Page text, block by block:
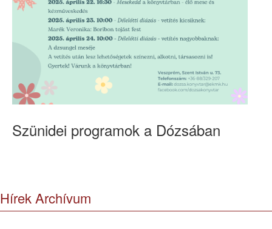
Szünidei programok a Dózsában
Hírek Archívum